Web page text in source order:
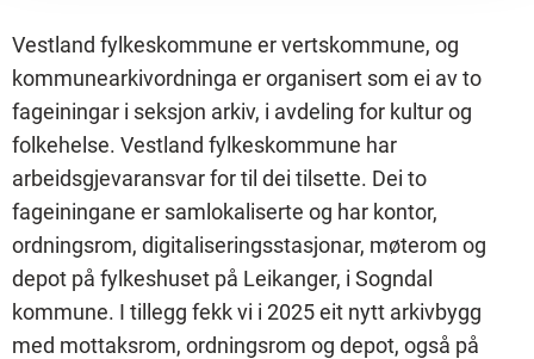
Vestland fylkeskommune er vertskommune, og
kommunearkivordninga er organisert som ei av to
fageiningar i seksjon arkiv, i avdeling for kultur og
folkehelse. Vestland fylkeskommune har
arbeidsgjevaransvar for til dei tilsette. Dei to
fageiningane er samlokaliserte og har kontor,
ordningsrom, digitaliseringsstasjonar, møterom og
depot på fylkeshuset på Leikanger, i Sogndal
kommune. I tillegg fekk vi i 2025 eit nytt arkivbygg
med mottaksrom, ordningsrom og depot, også på